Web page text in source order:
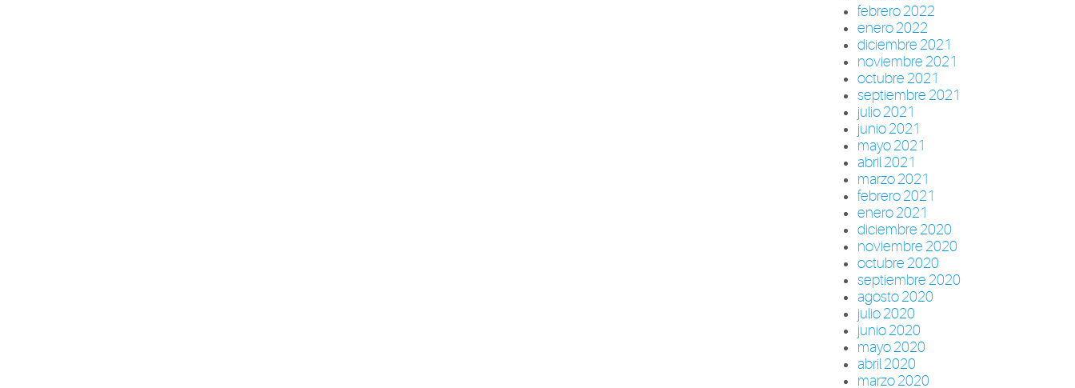
febrero 2022
enero 2022
diciembre 2021
noviembre 2021
octubre 2021
septiembre 2021
julio 2021
junio 2021
mayo 2021
abril 2021
marzo 2021
febrero 2021
enero 2021
diciembre 2020
noviembre 2020
octubre 2020
septiembre 2020
agosto 2020
julio 2020
junio 2020
mayo 2020
abril 2020
marzo 2020